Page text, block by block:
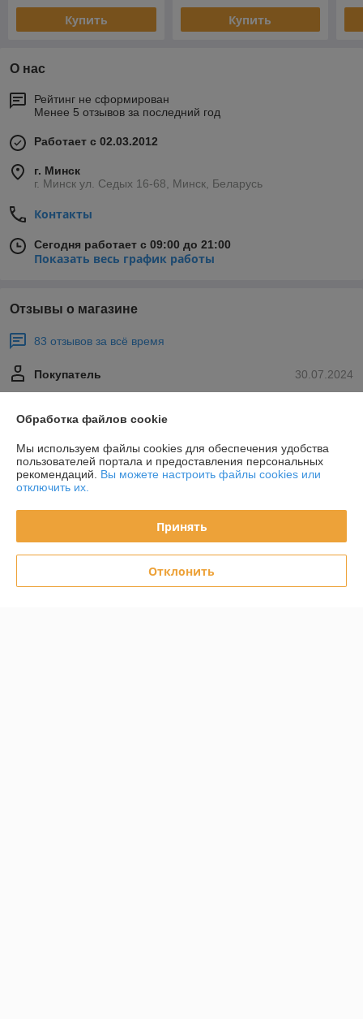
Купить Купить
О нас
Рейтинг не сформирован
Менее 5 отзывов за последний год
Работает с 02.03.2012
г. Минск
г. Минск ул. Седых 16-68, Минск, Беларусь
Контакты
Сегодня работает с 09:00 до 21:00
Показать весь график работы
Отзывы о магазине
83 отзывов за всё время
30.07.2024
Покупатель
Покупатель
Отлично
Обработка файлов cookie
Мы используем файлы cookies для обеспечения удобства
пользователей портала и предоставления персональных
рекомендаций. Вы можете настроить файлы cookies или
отключить их.
Принять
Отклонить